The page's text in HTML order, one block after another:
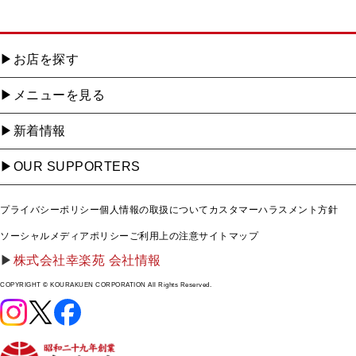
お店を探す
メニューを見る
新着情報
OUR SUPPORTERS
プライバシーポリシー個人情報の取扱について カスタマーハラスメント方針
ソーシャルメディアポリシー ご利用上の注意サイトマップ
株式会社幸楽苑 会社情報
COPYRIGHT © KOURAKUEN CORPORATION All Rights Reserved.